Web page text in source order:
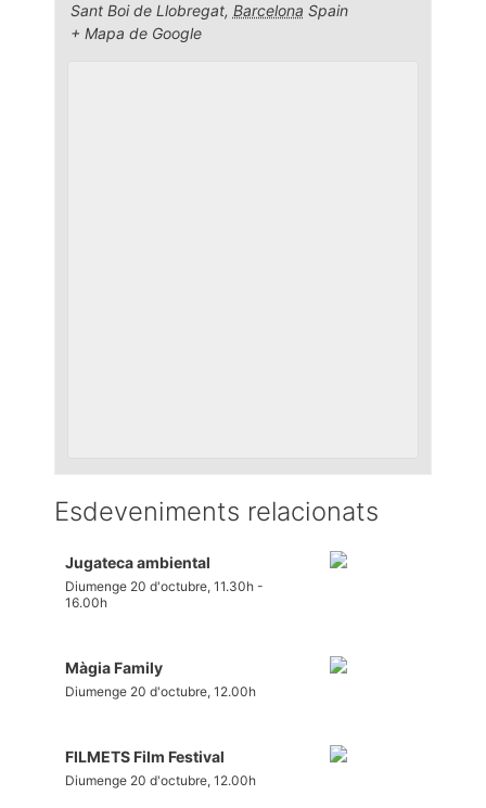
Sant Boi de Llobregat, Barcelona Spain
+ Mapa de Google
Esdeveniments relacionats
Jugateca ambiental
Diumenge 20 d'octubre, 11.30h -
16.00h
Màgia Family
Diumenge 20 d'octubre, 12.00h
FILMETS Film Festival
Diumenge 20 d'octubre, 12.00h